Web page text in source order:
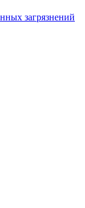
загрязнений